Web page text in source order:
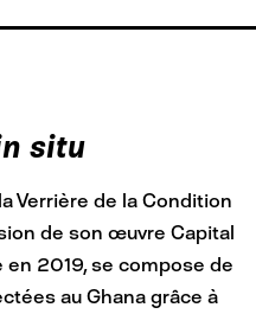
situ
Verrière de la Condition
de son œuvre Capital
2019, se compose de
au Ghana grâce à